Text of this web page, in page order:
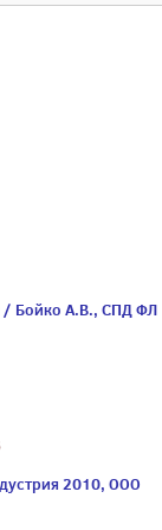
/ Бойко А.В., СПД ФЛ
2010, ООО